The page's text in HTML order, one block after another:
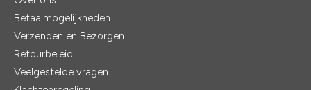
Betaalmogelijkheden
Verzenden en Bezorgen
Retourbeleid
Veelgestelde vragen